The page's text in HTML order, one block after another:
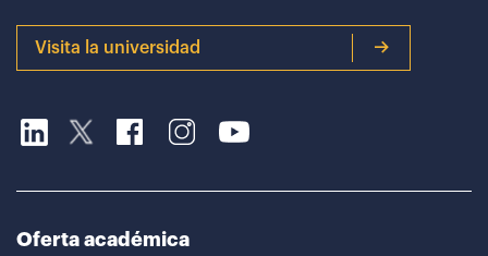
Visita la universidad
Oferta académica